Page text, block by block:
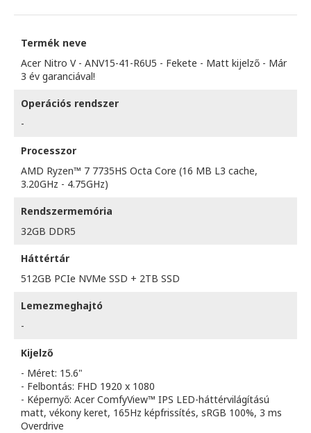
Termék neve
Acer Nitro V - ANV15-41-R6U5 - Fekete - Matt kijelző - Már
3 év garanciával!
Operációs rendszer
-
Processzor
AMD Ryzen™ 7 7735HS Octa Core (16 MB L3 cache,
3.20GHz - 4.75GHz)
Rendszermemória
32GB DDR5
Háttértár
512GB PCIe NVMe SSD + 2TB SSD
Lemezmeghajtó
-
Kijelző
- Méret: 15.6"
- Felbontás: FHD 1920 x 1080
- Képernyő: Acer ComfyView™ IPS LED-háttérvilágítású
matt, vékony keret, 165Hz képfrissítés, sRGB 100%, 3 ms
Overdrive